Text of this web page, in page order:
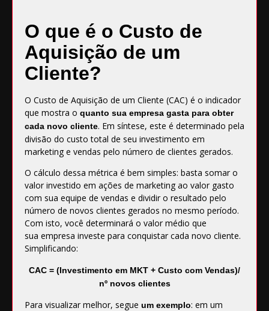
O que é o Custo de
Aquisição de um
Cliente?
O Custo de Aquisição de um Cliente (CAC) é o indicador
que mostra o quanto sua empresa gasta para obter
cada novo cliente. Em síntese, este é determinado pela
divisão do custo total de seu investimento em
marketing e vendas pelo número de clientes gerados.
O cálculo dessa métrica é bem simples: basta somar o
valor investido em ações de marketing ao valor gasto
com sua equipe de vendas e dividir o resultado pelo
número de novos clientes gerados no mesmo período.
Com isto, você determinará o valor médio que
sua empresa investe para conquistar cada novo cliente.
Simplificando:
CAC = (Investimento em MKT + Custo com Vendas)/
nº novos clientes
Para visualizar melhor, segue um exemplo: em um